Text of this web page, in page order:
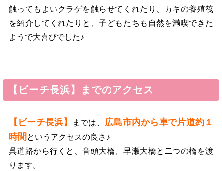
触ってもよいクラゲを触らせてくれたり、カキの養殖筏
を紹介してくれたりと、子どもたちも自然を満喫できた
ようで大喜びでした♪
【ビーチ長浜】までのアクセス
【ビーチ長浜】 までは、
広島市内から車で片道約１
時間 というアクセスの良さ♪
呉道路から行くと、音頭大橋、早瀬大橋と二つの橋を渡
ります。